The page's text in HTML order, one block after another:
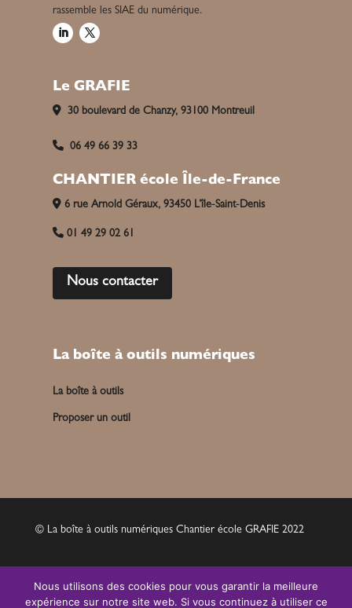
rassemble les SIAE du numérique.
Le GRAFIE
30 boulevard de Chanzy, 93100 Montreuil
06 49 66 39 33
CHANTIER école Île-de-France
6 rue Arnold Géraux, 93450 L’île-Saint-Denis
01 49 29 02 61
Nous contacter
La boîte à outils numériques
La boîte à outils
Proposer un outil
© La boîte à outils numériques Chantier école GRAFIE 2022
Nous utilisons des cookies pour vous garantir la meilleure
expérience sur notre site web. Si vous continuez à utiliser ce